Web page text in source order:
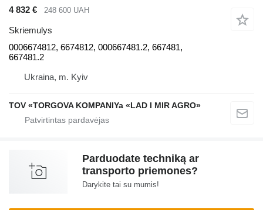
4 832 €
248 600 UAH
Skriemulys
0006674812, 6674812, 000667481.2, 667481,
667481.2
Ukraina, m. Kyiv
TOV «TORGOVA KOMPANIYa «LAD I MIR AGRO»
Parduodate techniką ar
transporto priemones?
Darykite tai su mumis!